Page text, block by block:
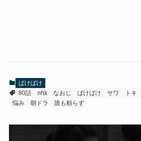
ばけばけ
80話
nhk なおじ ばけばけ サワ トキ
悩み
朝ドラ 誰も頼らず